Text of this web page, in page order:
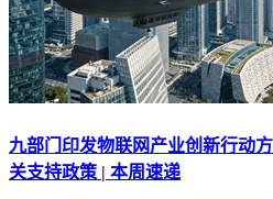
九部门印发物联网产业创新行动
关支持政策 | 本周速递